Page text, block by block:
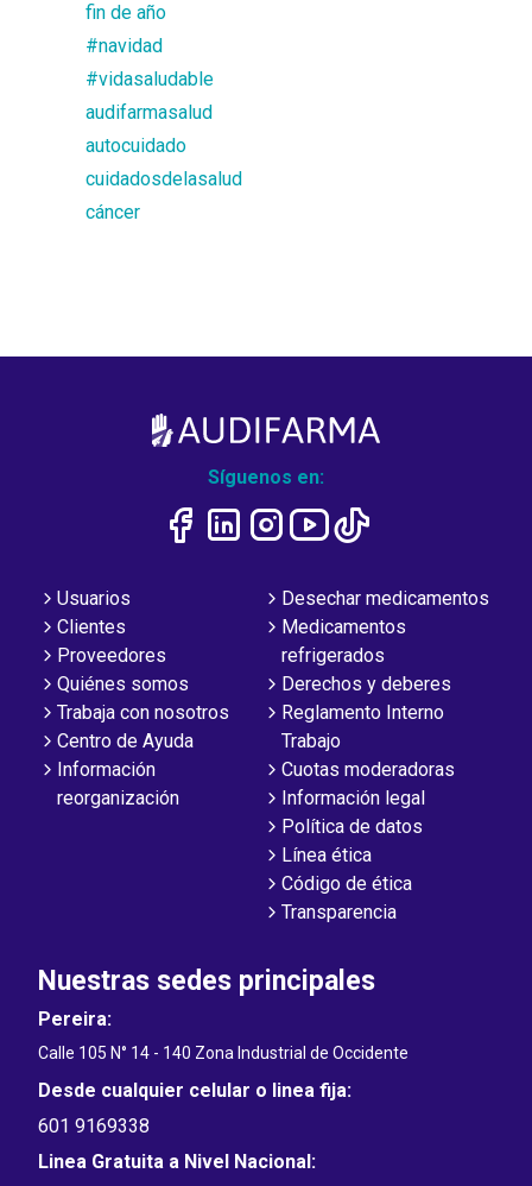
fin de año
#navidad
#vidasaludable
audifarmasalud
autocuidado
cuidadosdelasalud
cáncer
Síguenos en:
Usuarios
Clientes
Proveedores
Quiénes somos
Trabaja con nosotros
Centro de Ayuda
Información
reorganización
Desechar medicamentos
Medicamentos
refrigerados
Derechos y deberes
Reglamento Interno
Trabajo
Cuotas moderadoras
Información legal
Política de datos
Línea ética
Código de ética
Transparencia
Nuestras sedes principales
Pereira:
Calle 105 N° 14 - 140 Zona Industrial de Occidente
Desde cualquier celular o linea fija:
601 9169338
Linea Gratuita a Nivel Nacional: